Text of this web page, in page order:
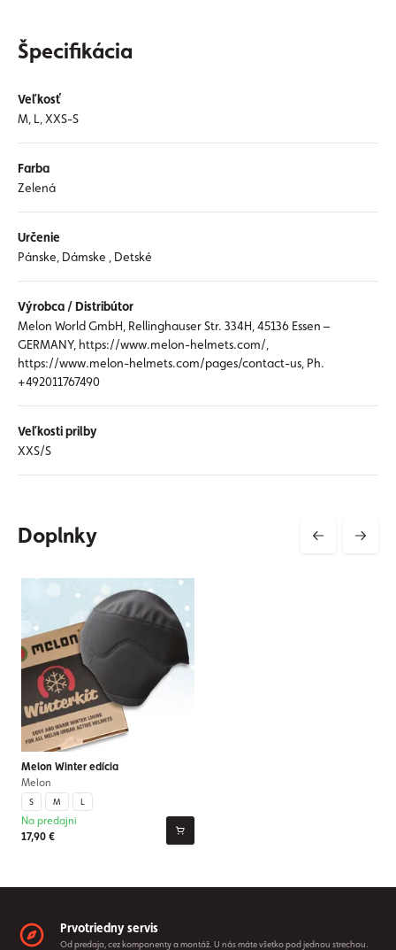
Špecifikácia
Veľkosť
M, L, XXS-S
Farba
Zelená
Určenie
Pánske, Dámske , Detské
Výrobca / Distribútor
Melon World GmbH, Rellinghauser Str. 334H, 45136 Essen –
GERMANY, https://www.melon-helmets.com/,
https://www.melon-helmets.com/pages/contact-us, Ph.
+492011767490
Veľkosti prilby
XXS/S
Doplnky
Melon Winter edícia
Melon
S M L
17,90 €
Na predajni
Prvotriedny servis
Od predaja, cez komponenty a montáž. U nás máte všetko pod jednou strechou.